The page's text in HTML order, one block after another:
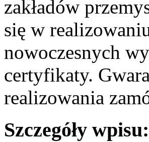
zakładów
się w
nowoczesnych
certyfikaty.
realizowania
Szczegóły wpisu: